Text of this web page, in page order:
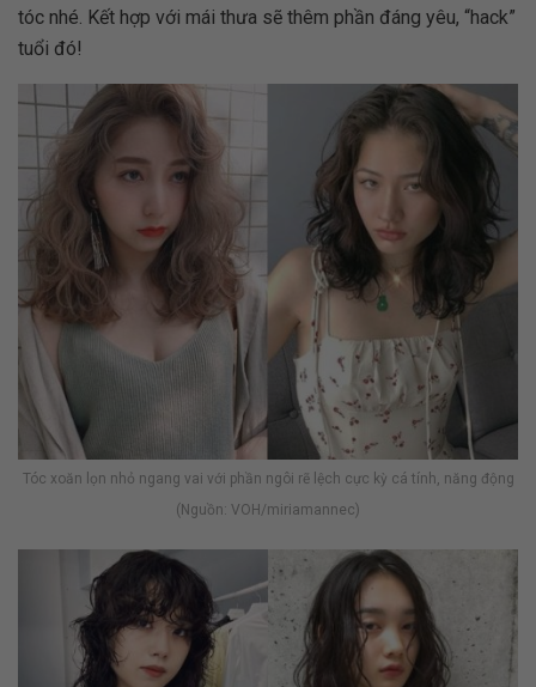
tóc nhé. Kết hợp với mái thưa sẽ thêm phần đáng yêu, “hack”
tuổi đó!
Tóc xoăn lọn nhỏ ngang vai với phần ngôi rẽ lệch cực kỳ cá tính, năng động
(Nguồn: VOH/miriamannec)